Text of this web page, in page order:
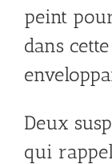
peint
dans
Deux
qui